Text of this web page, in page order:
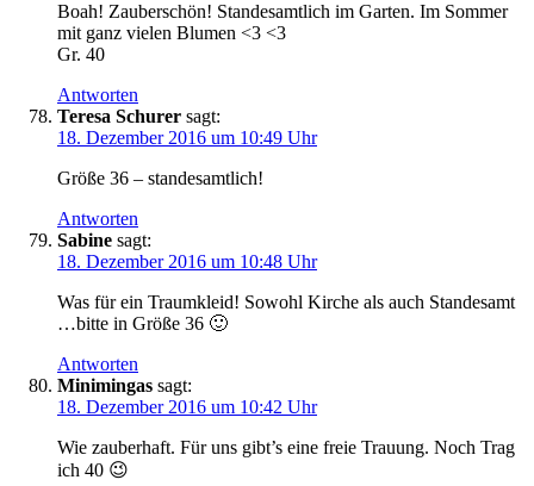
Boah! Zauberschön! Standesamtlich im Garten. Im Sommer
mit ganz vielen Blumen <3 <3
Gr. 40
Antworten
Teresa Schurer sagt:
18. Dezember 2016 um 10:49 Uhr
Größe 36 – standesamtlich!
Antworten
Sabine sagt:
18. Dezember 2016 um 10:48 Uhr
Was für ein Traumkleid! Sowohl Kirche als auch Standesamt
…bitte in Größe 36 🙂
Antworten
Minimingas sagt:
18. Dezember 2016 um 10:42 Uhr
Wie zauberhaft. Für uns gibt’s eine freie Trauung. Noch Trag
ich 40 😉